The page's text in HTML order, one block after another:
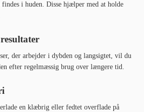
i huden. Disse hjælper med at holde
der arbejder i dybden og langsigtet, vil du
efter regelmæssig brug over længere tid.
en klæbrig eller fedtet overflade på